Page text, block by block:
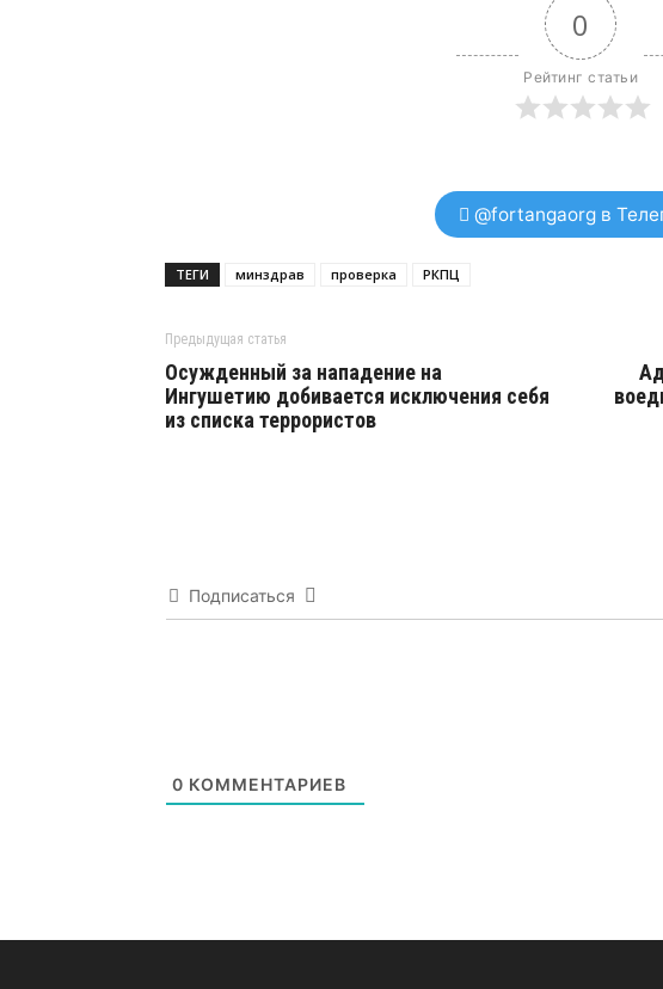
0
Рейтинг статьи
@fortangaorg в
ТЕГИ минздрав проверка РКПЦ
Предыдущая статья
Осужденный за нападение на
Ингушетию добивается исключения себя
из списка террористов
Подписаться
0 КОММЕНТАРИЕВ